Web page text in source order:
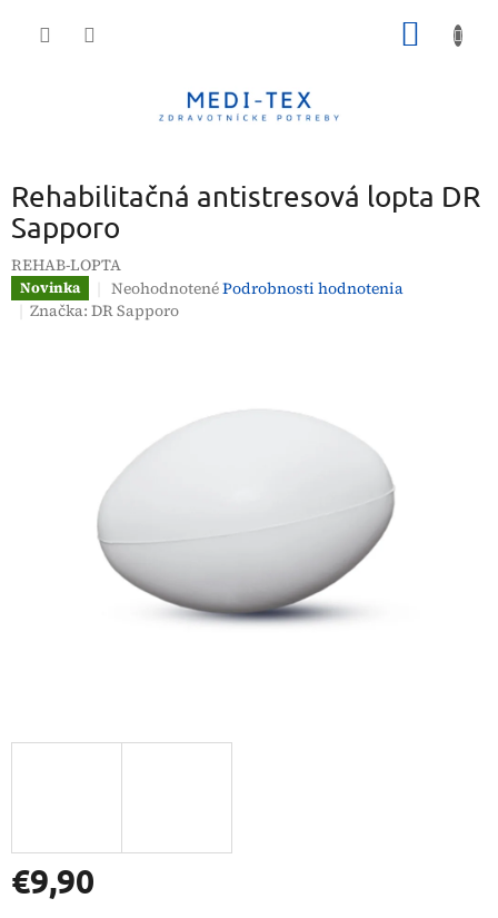
Rehabilitačná antistresová lopta DR
Sapporo
REHAB-LOPTA
Novinka
Priemerné
hodnotenie
hviezdičiek.
NeohodnotenéPodrobnosti hodnotenia
Značka:DR Sapporo
€9,90